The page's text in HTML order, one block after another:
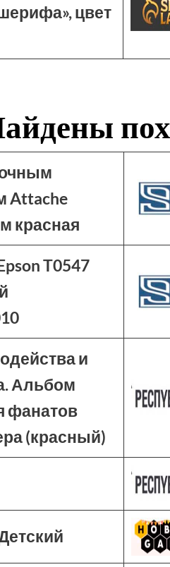
цвет
Attache
красная
T0547
и
Альбом
фанатов
(красный)